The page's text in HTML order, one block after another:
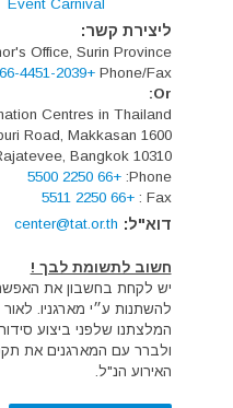
Event Carnival
ליצירת קשר:
Office, Surin Province.
Phone/Fax
+66-4451-2039
Or:
Centres in Thailand
1600 New Phetburi Road, Makkasan,
Bangkok 10310.
Phone:
+66 2250 5500
Fax :
+66 2250 5511
דוא"ל: center@tat.or.th
חשוב לתשומת לבך !
יש לקחת בחשבון את
להשתנות ע״י מארגניו.
המלצתנו שלפני ביצוע
ולברר עם המארגנים את
האירוע הנ"ל.